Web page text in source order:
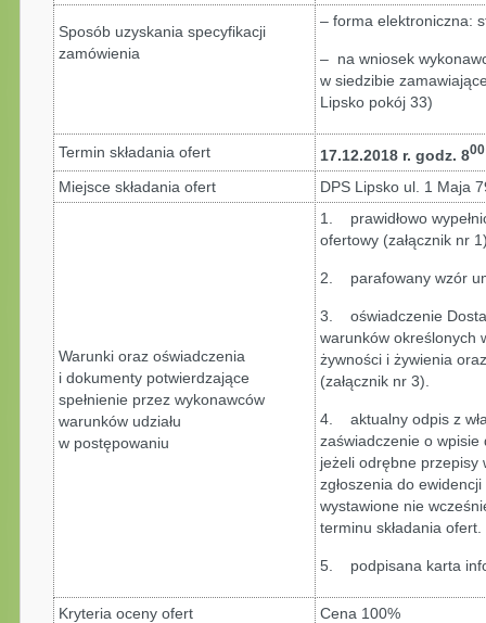
Sposób uzyskania specyfikacji
zamówienia
– forma elektroniczna:
– na wniosek
w siedzibie
Lipsko pokój 33)
Termin składania ofert 17.12.2018 r. godz. 800
Miejsce składania ofert DPS Lipsko ul. 1 Maja
Warunki oraz oświadczenia
i dokumenty potwierdzające
spełnienie przez wykonawców
warunków udziału
w postępowaniu
1. prawidłowo
ofertowy (załącznik nr
2. parafowany wzór
3. oświadczenie
warunków określonych
żywności i żywienia
(załącznik nr 3).
4. aktualny odpis z
zaświadczenie o wpisie
jeżeli odrębne przepisy
zgłoszenia do
wystawione nie
terminu składania ofert.
5. podpisana karta
Kryteria oceny ofert Cena 100%